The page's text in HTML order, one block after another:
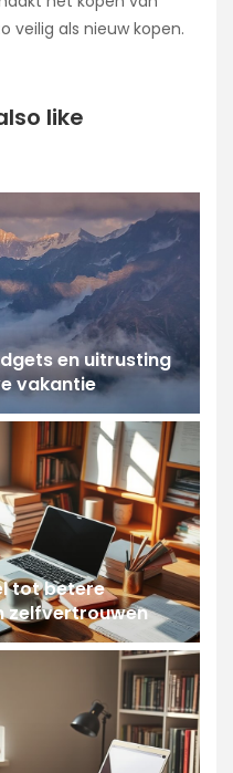
veilig als nieuw kopen.
like
en uitrusting
vakantie
tot betere
zelfvertrouwen